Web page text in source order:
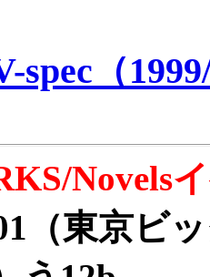
spec（
Novels
（東京ビ